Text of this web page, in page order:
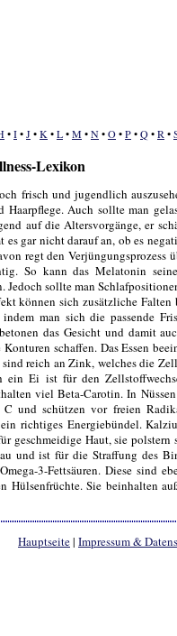
Lexikon
frisch und jugendlich
Haarpflege. Auch sollte man
auf die Altersvorgänge, er
es gar nicht darauf an, ob es
regt den Verjüngungsprozess
So kann das Melatonin
Jedoch sollte man
können sich zusätzliche
indem man sich die passende
das Gesicht und damit
schaffen. Das Essen
reich an Zink, welches die
ein Ei ist für den
viel Beta-Carotin. In
und schützen vor freien
richtiges Energiebündel.
geschmeidige Haut, sie
und ist für die Straffung des
3-Fettsäuren. Diese sind
Hülsenfrüchte. Sie beinhalten
Hauptseite| Impressum &
•I•J•K •L•M•N•O•P•Q•R •